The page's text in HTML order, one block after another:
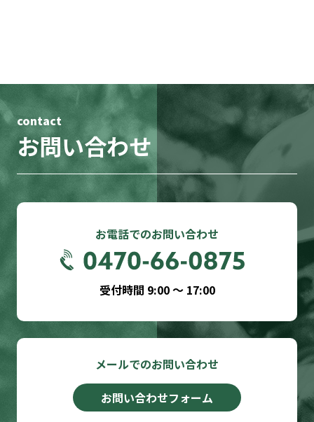
contact
お問い合わせ
お電話でのお問い合わせ
受付時間 9:00 〜 17:00
メールでのお問い合わせ
お問い合わせフォーム